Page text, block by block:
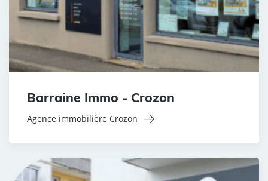
Barraine Immo - Crozon
Agence immobilière Crozon